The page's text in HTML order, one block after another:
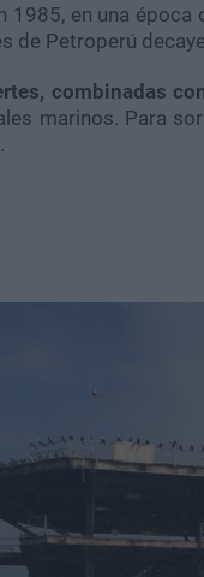
1985, en una
de Petroperú
combinadas
marinos. Para